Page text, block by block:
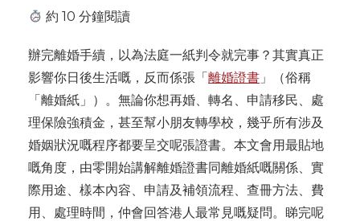
約 10 分鐘閱讀
辦完離婚手續，以為法庭一紙判令就完事？其實真正
影響你日後生活嘅，反而係張「離婚證書 」（俗稱
「離婚紙」）。無論你想再婚、轉名、申請移民、處
理保險強積金，甚至幫小朋友轉學校，幾乎所有涉及
婚姻狀況嘅程序都要呈交呢張證書。本文會用最貼地
嘅角度，由零開始講解離婚證書同離婚紙嘅關係、實
際用途、樣本內容、申請及補領流程、查冊方法、費
用、處理時間，仲會回答港人最常見嘅疑問。睇完呢